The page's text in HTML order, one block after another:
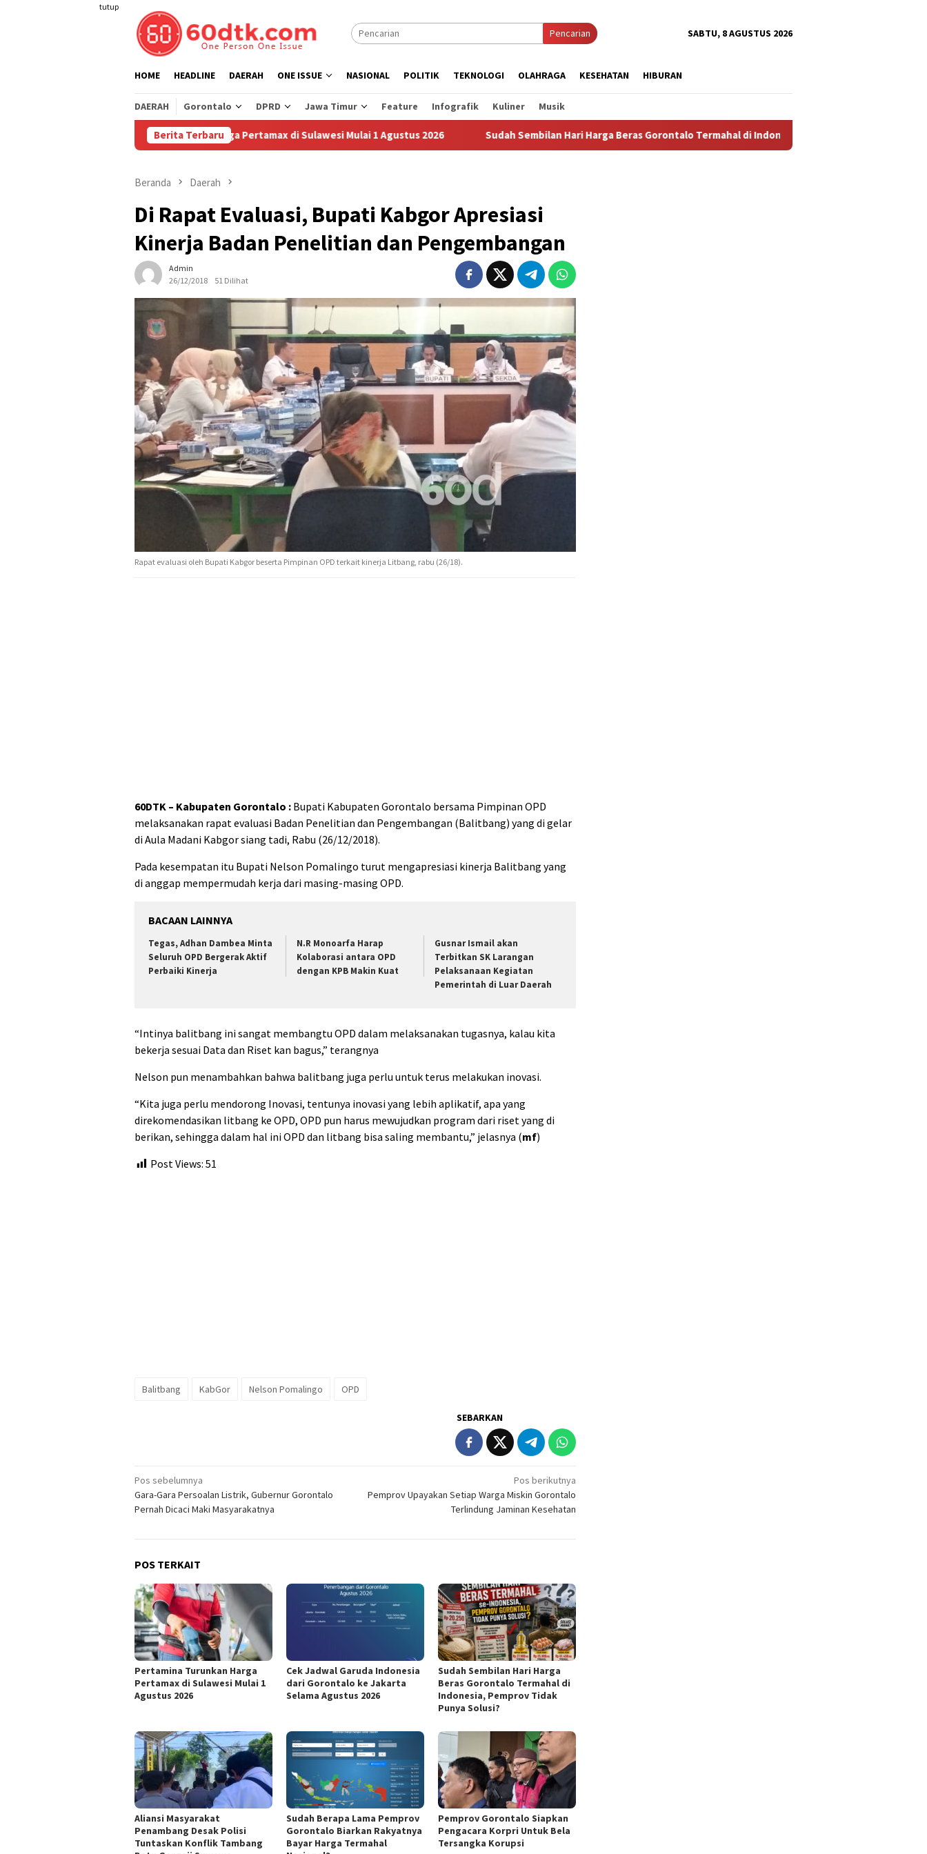
tutup
Pencarian SABTU, 8 AGUSTUS 2026
HOME HEADLINE DAERAH ONE ISSUE NASIONAL POLITIK TEKNOLOGI OLAHRAGA KESEHATAN HIBURAN
DAERAH Gorontalo DPRD Jawa Timur Feature Infografik Kuliner Musik
Berita Terbaru
Pertamina Turunkan Harga Pertamax di Sulawesi Mulai 1 Agustus 2026 Sudah Sembilan Hari Harga Beras Gorontalo Termahal di Indonesia, Pemprov Tidak Punya Solusi?
Beranda Daerah
Di Rapat Evaluasi, Bupati Kabgor Apresiasi
Kinerja Badan Penelitian dan Pengembangan
Admin
26/12/2018
51 Dilihat
Rapat evaluasi oleh Bupati Kabgor beserta Pimpinan OPD terkait kinerja Litbang, rabu (26/18).
60DTK – Kabupaten Gorontalo : Bupati Kabupaten Gorontalo bersama Pimpinan OPD
melaksanakan rapat evaluasi Badan Penelitian dan Pengembangan (Balitbang) yang di gelar
di Aula Madani Kabgor siang tadi, Rabu (26/12/2018).
Pada kesempatan itu Bupati Nelson Pomalingo turut mengapresiasi kinerja Balitbang yang
di anggap mempermudah kerja dari masing-masing OPD.
BACAAN LAINNYA
Tegas, Adhan Dambea Minta
Seluruh OPD Bergerak Aktif
Perbaiki Kinerja
N.R Monoarfa Harap
Kolaborasi antara OPD
dengan KPB Makin Kuat
Gusnar Ismail akan
Terbitkan SK Larangan
Pelaksanaan Kegiatan
Pemerintah di Luar Daerah
“Intinya balitbang ini sangat membangtu OPD dalam melaksanakan tugasnya, kalau kita
bekerja sesuai Data dan Riset kan bagus,” terangnya
Nelson pun menambahkan bahwa balitbang juga perlu untuk terus melakukan inovasi.
“Kita juga perlu mendorong Inovasi, tentunya inovasi yang lebih aplikatif, apa yang
direkomendasikan litbang ke OPD, OPD pun harus mewujudkan program dari riset yang di
berikan, sehingga dalam hal ini OPD dan litbang bisa saling membantu,” jelasnya (mf)
Post Views: 51
Balitbang KabGor Nelson Pomalingo OPD
SEBARKAN
Navigasi
pos
Pos sebelumnya
Gara-Gara Persoalan Listrik, Gubernur Gorontalo
Pernah Dicaci Maki Masyarakatnya
Pos berikutnya
Pemprov Upayakan Setiap Warga Miskin Gorontalo
Terlindung Jaminan Kesehatan
POS TERKAIT
Pertamina Turunkan Harga
Pertamax di Sulawesi Mulai 1
Agustus 2026
Cek Jadwal Garuda Indonesia
dari Gorontalo ke Jakarta
Selama Agustus 2026
Sudah Sembilan Hari Harga
Beras Gorontalo Termahal di
Indonesia, Pemprov Tidak
Punya Solusi?
Aliansi Masyarakat
Penambang Desak Polisi
Tuntaskan Konflik Tambang
Sudah Berapa Lama Pemprov
Gorontalo Biarkan Rakyatnya
Bayar Harga Termahal
Pemprov Gorontalo Siapkan
Pengacara Korpri Untuk Bela
Tersangka Korupsi